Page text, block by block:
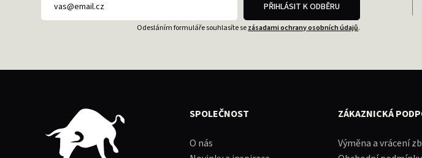
PŘIHLÁSIT K ODBĚRU
Odesláním formuláře souhlasíte sezásadami ochrany osobních údajů.
SPOLEČNOST
O nás
ZÁKAZNICKÁ
Výměna a vrácení